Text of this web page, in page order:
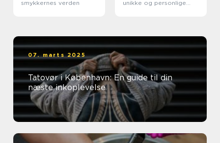
smykkernes verden
unikke og personlige
07. marts 2025
Tatovør i København: En guide til din
næste inkoplevelse